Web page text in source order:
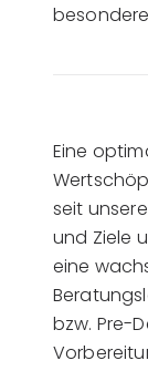
Eine
seit
und Ziele
eine
bzw. Pre-